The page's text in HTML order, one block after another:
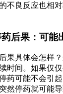
不良反应也相
后果：可能
果具体会怎样
时间。如果仅
药可能不会引
然停药就可能导